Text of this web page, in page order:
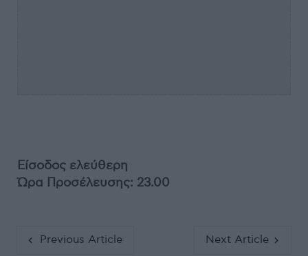
Είσοδος ελεύθερη
Ώρα Προσέλευσης: 23.00
Previous Article Next Article